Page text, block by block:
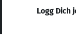
Logg Dich